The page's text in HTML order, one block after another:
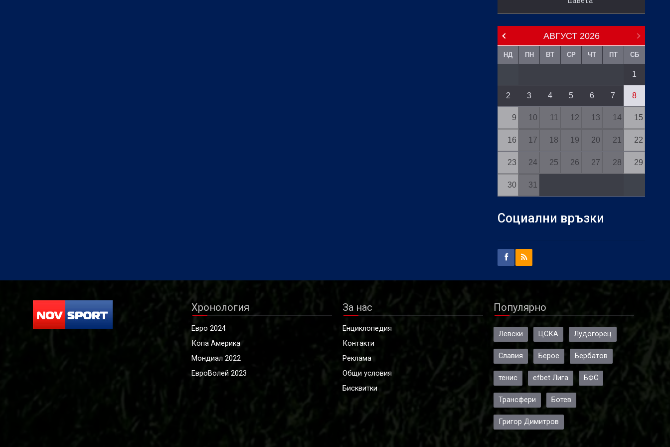
АВГУСТ 2026
НД ПН ВТ СР ЧТ ПТ СБ
1
2 3 4 5 6 7 8
9 10 11 12 13 14 15
16 17 18 19 20 21 22
23 24 25 26 27 28 29
30 31
Социални връзки
Хронология
Евро 2024
Копа Америка
Мондиал 2022
ЕвроВолей 2023
За нас
Енциклопедия
Контакти
Реклама
Общи условия
Бисквитки
Популярно
Левски ЦСКА Лудогорец
Славия Берое Бербатов
тенис efbet Лига БФС
Трансфери Ботев
Григор Димитров